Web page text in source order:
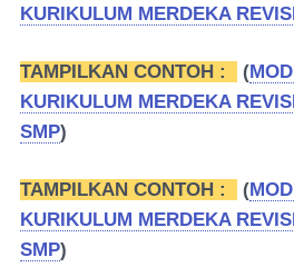
KURIKULUM MERDEKA
TAMPILKAN CONTOH : (
KURIKULUM MERDEKA
SMP)
TAMPILKAN CONTOH : (
KURIKULUM MERDEKA
SMP)